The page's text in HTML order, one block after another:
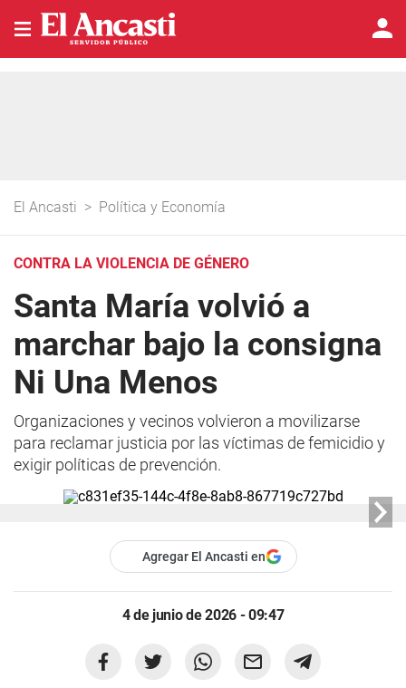
El Ancasti > Política y Economía
CONTRA LA VIOLENCIA DE GÉNERO
Santa María volvió a
marchar bajo la consigna
Ni Una Menos
Organizaciones y vecinos volvieron a movilizarse
para reclamar justicia por las víctimas de femicidio y
exigir políticas de prevención.
Agregar El Ancasti en
4 de junio de 2026 - 09:47